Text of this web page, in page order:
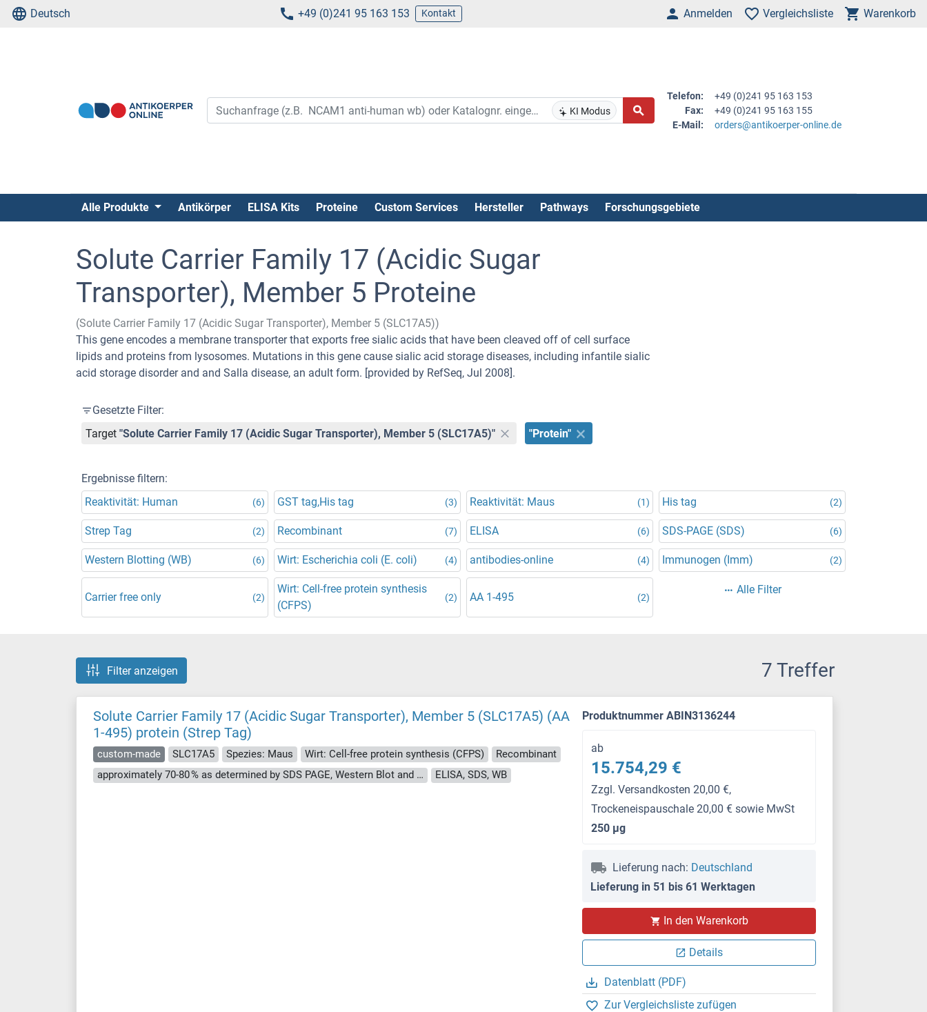
Deutsch +49 (0)241 95 163 153 Kontakt Anmelden Vergleichsliste Warenkorb
KI Modus
Telefon:
+49 (0)241 95 163 153
Fax:
+49 (0)241 95 163 155
E-Mail:
orders@antikoerper-online.de
Alle Produkte Antikörper ELISA Kits Proteine Custom Services Hersteller Pathways Forschungsgebiete
Solute Carrier Family 17 (Acidic Sugar
Transporter), Member 5 Proteine
(Solute Carrier Family 17 (Acidic Sugar Transporter), Member 5 (SLC17A5))
This gene encodes a membrane transporter that exports free sialic acids that have been cleaved off of cell surface
lipids and proteins from lysosomes. Mutations in this gene cause sialic acid storage diseases, including infantile sialic
acid storage disorder and and Salla disease, an adult form. [provided by RefSeq, Jul 2008].
Gesetzte Filter:
Target "Solute Carrier Family 17 (Acidic Sugar Transporter), Member 5 (SLC17A5)" "Protein"
Ergebnisse filtern:
Reaktivität: Human
(6) GST tag,His tag (3) Reaktivität: Maus (1) His tag (2)
Strep Tag (2) Recombinant (7) ELISA (6) SDS-PAGE (SDS) (6)
Western Blotting (WB) (6) Wirt: Escherichia coli (E. coli) (4) antibodies-online (4) Immunogen (Imm) (2)
Carrier free only (2)
Wirt: Cell-free protein synthesis
(CFPS)
(2) AA 1-495 (2)
Alle Filter
Filter anzeigen 7 Treffer
Solute Carrier Family 17 (Acidic Sugar Transporter), Member 5 (SLC17A5) (AA
1-495) protein (Strep Tag)
custom-made SLC17A5 Spezies: Maus Wirt: Cell-free protein synthesis (CFPS)
Recombinant
approximately 70-80 % as determined by SDS PAGE, Western Blot and analytical SEC (HPLC).
ELISA, SDS, WB
Produktnummer ABIN3136244
ab
15.754,29 €
Zzgl. Versandkosten 20,00 €,
Trockeneispauschale 20,00 € sowie MwSt
250 μg
Lieferung nach: Deutschland
Lieferung in 51 bis 61 Werktagen
In den Warenkorb
Details
Datenblatt (PDF)
Zur Vergleichsliste zufügen